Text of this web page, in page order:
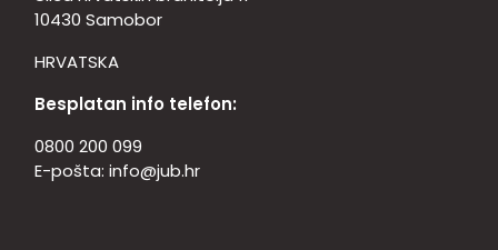
10430 Samobor
HRVATSKA
Besplatan info telefon:
0800 200 099
E-pošta: info@jub.hr